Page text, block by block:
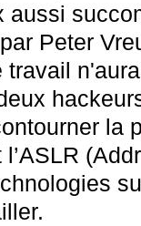
aussi
Peter
la